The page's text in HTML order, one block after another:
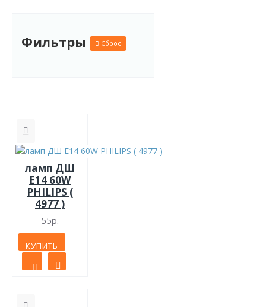
Фильтры Сброс
ламп ДШ
Е14 60W
PHILIPS (
4977 )
55р.
КУПИТЬ